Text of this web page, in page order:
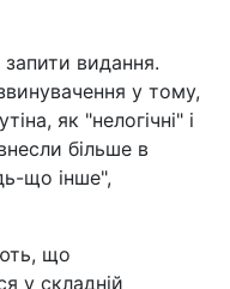
видання.
у тому,
як "нелогічні" і
більше в
що інше",
що
у складній